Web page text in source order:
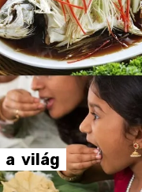
a világ